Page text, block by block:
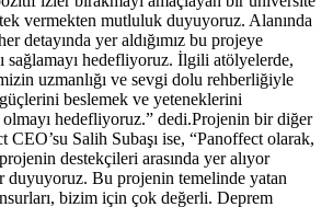
vermekten mutluluk duyuyoruz. Alanında
detayında yer aldığımız bu projeye
sağlamayı hedefliyoruz. İlgili atölyelerde,
uzmanlığı ve sevgi dolu rehberliğiyle
beslemek ve yeteneklerini
hedefliyoruz.” dedi.Projenin bir diğer
CEO’su Salih Subaşı ise, “Panoffect olarak,
destekçileri arasında yer alıyor
duyuyoruz. Bu projenin temelinde yatan
bizim için çok değerli. Deprem